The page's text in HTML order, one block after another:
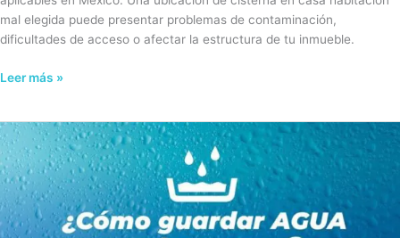
mal elegida puede presentar problemas de contaminación,
dificultades de acceso o afectar la estructura de tu inmueble.
Leer más »
Como
Guardar
Agua
Temporada
de